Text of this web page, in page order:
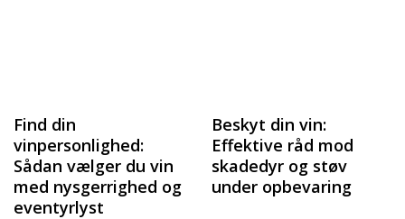
Find din
vinpersonlighed:
Sådan vælger du vin
med nysgerrighed og
eventyrlyst
Beskyt din vin:
Effektive råd mod
skadedyr og støv
under opbevaring